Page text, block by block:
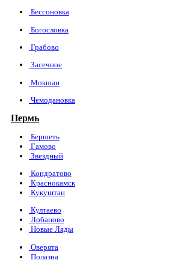
Бессоновка
Богословка
Грабово
Засечное
Мокшан
Чемодановка
Пермь
Бершеть
Гамово
Звездный
Кондратово
Краснокамск
Кукуштан
Култаево
Лобаново
Новые Ляды
Оверята
Полазна